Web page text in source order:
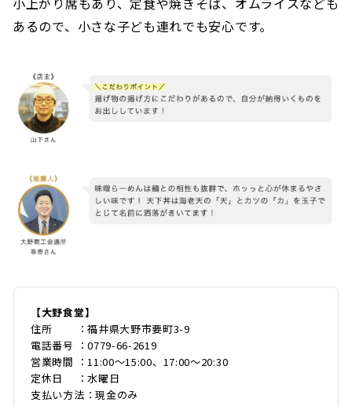
あるので、小さな子ども連れでも安心です。
【大野食堂】
住所 ：福井県大野市要町3-9
電話番号 ：0779-66-2619
営業時間 ：11:00〜15:00、17:00〜20:30
定休日 ：​​水曜日
支払い方法：現金のみ